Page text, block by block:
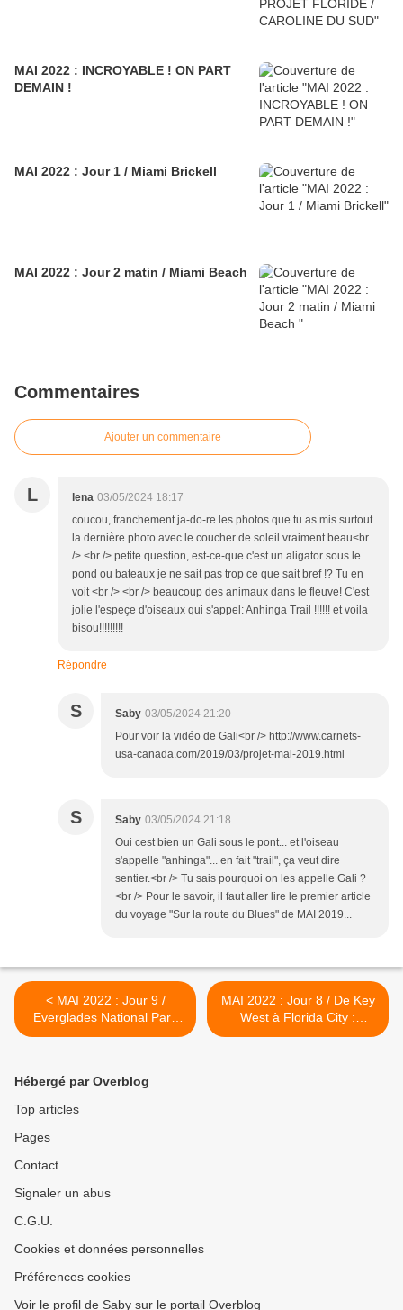
MAI 2022 : INCROYABLE ! ON PART
DEMAIN !
MAI 2022 : Jour 1 / Miami Brickell
MAI 2022 : Jour 2 matin / Miami Beach
Commentaires
Ajouter un commentaire
L lena 03/05/2024 18:17
coucou, franchement ja-do-re les photos que tu as mis surtout
la dernière photo avec le coucher de soleil vraiment beau<br
/> <br /> petite question, est-ce-que c'est un aligator sous le
pond ou bateaux je ne sait pas trop ce que sait bref !? Tu en
voit <br /> <br /> beaucoup des animaux dans le fleuve! C'est
jolie l'espeçe d'oiseaux qui s'appel: Anhinga Trail !!!!!! et voila
bisou!!!!!!!!!
Répondre
S Saby 03/05/2024 21:20
Pour voir la vidéo de Gali<br /> http://www.carnets-
usa-canada.com/2019/03/projet-mai-2019.html
S Saby 03/05/2024 21:18
Oui cest bien un Gali sous le pont... et l'oiseau
s'appelle "anhinga"... en fait "trail", ça veut dire
sentier.<br /> Tu sais pourquoi on les appelle Gali ?
<br /> Pour le savoir, il faut aller lire le premier article
du voyage "Sur la route du Blues" de MAI 2019...
< MAI 2022 : Jour 9 /
Everglades National Park
secteur Royal Palm
MAI 2022 : Jour 8 / De Key
West à Florida City :
Sombrero Beach >
Hébergé par Overblog
Top articles
Pages
Contact
Signaler un abus
C.G.U.
Cookies et données personnelles
Préférences cookies
Voir le profil de Saby sur le portail Overblog